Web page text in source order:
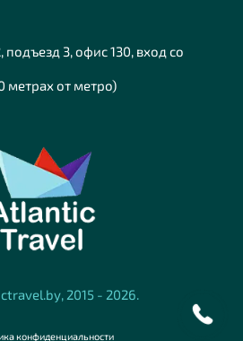
подъезд 3, офис 130, вход со
метрах от метро)
2015 - 2026.
конфиденциальности